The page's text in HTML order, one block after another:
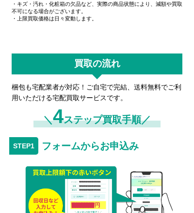
・キズ・汚れ・化粧箱の欠品など、実際の商品状態により、減額や買取
不可になる場合がございます。
・上限買取価格は日々変動します。
買取の流れ
梱包も宅配業者が対応！ご自宅で完結、送料無料でご利
用いただける宅配買取サービスです。
＼4ステップ買取手順／
フォームからお申込み